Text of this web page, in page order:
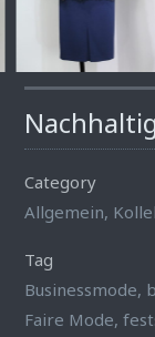
Category
Allgemein,
Tag
Businessmode,
Faire Mode,